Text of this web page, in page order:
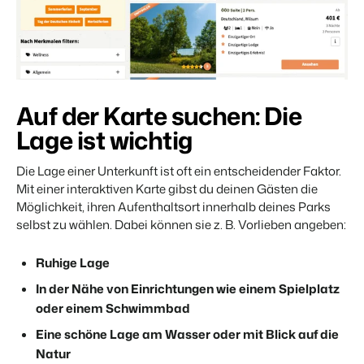
Auf der Karte suchen: Die
Lage ist wichtig
Die Lage einer Unterkunft ist oft ein entscheidender Faktor.
Mit einer interaktiven Karte gibst du deinen Gästen die
Möglichkeit, ihren Aufenthaltsort innerhalb deines Parks
selbst zu wählen. Dabei können sie z. B. Vorlieben angeben:
Ruhige Lage
In der Nähe von Einrichtungen wie einem Spielplatz
oder einem Schwimmbad
Eine schöne Lage am Wasser oder mit Blick auf die
Natur